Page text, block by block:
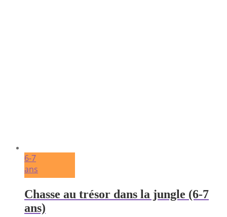
6-7
ans
Chasse au trésor dans la jungle (6-7
ans)